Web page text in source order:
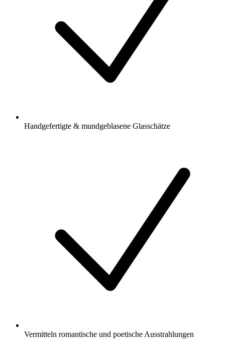
Handgefertigte & mundgeblasene Glasschätze
Vermitteln romantische und poetische Ausstrahlungen